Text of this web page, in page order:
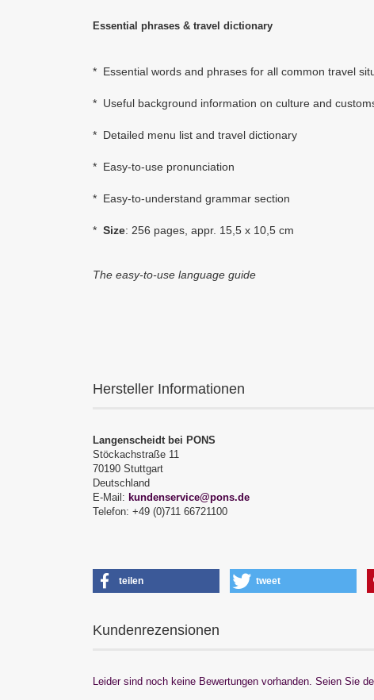
Essential phrases & travel dictionary
* Essential words and phrases for all common travel
* Useful background information on culture and
* Detailed menu list and travel dictionary
* Easy-to-use pronunciation
* Easy-to-understand grammar section
* Size: 256 pages , appr. 15,5 x 10,5 cm
The easy-to-use language guide
Hersteller Informationen
Langenscheidt bei PONS
Stöckachstraße 11
70190 Stuttgart
Deutschland
E-Mail: kundenservice@pons.de
Telefon: +49 (0)711 66721100
teilen tweet
Kundenrezensionen
Leider sind noch keine Bewertungen vorhanden. Seien Sie